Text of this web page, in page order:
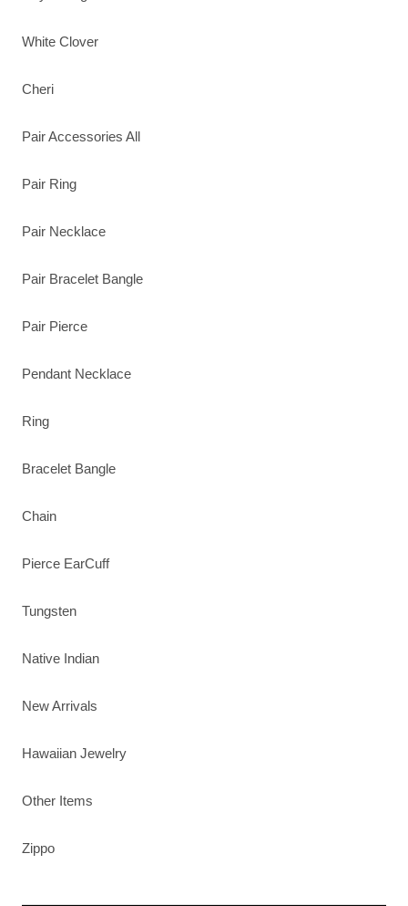
White Clover
Cheri
Pair Accessories All
Pair Ring
Pair Necklace
Pair Bracelet Bangle
Pair Pierce
Pendant Necklace
Ring
Bracelet Bangle
Chain
Pierce EarCuff
Tungsten
Native Indian
New Arrivals
Hawaiian Jewelry
Other Items
Zippo